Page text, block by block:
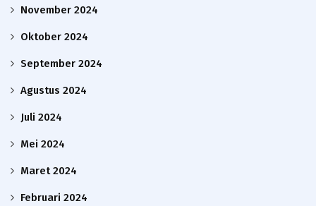
November 2024
Oktober 2024
September 2024
Agustus 2024
Juli 2024
Mei 2024
Maret 2024
Februari 2024